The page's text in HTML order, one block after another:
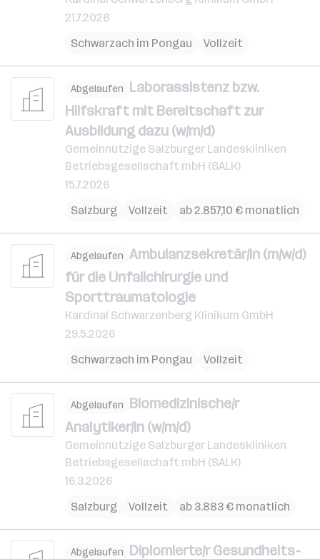
21.7.2026
Schwarzach im Pongau
Vollzeit
Abgelaufen Laborassistenz bzw.
Hilfskraft mit Bereitschaft zur
Ausbildung dazu (w/m/d)
Gemeinnützige Salzburger Landeskliniken
Betriebsgesellschaft mbH (SALK)
15.7.2026
Salzburg
Vollzeit ab 2.857,10 € monatlich
Abgelaufen Ambulanzsekretär/in (m/w/d)
für die Unfallchirurgie und
Sporttraumatologie
Kardinal Schwarzenberg Klinikum GmbH
29.5.2026
Schwarzach im Pongau
Vollzeit
Abgelaufen Biomedizinische/r
Analytiker/in (w/m/d)
Gemeinnützige Salzburger Landeskliniken
Betriebsgesellschaft mbH (SALK)
16.3.2026
Salzburg
Vollzeit ab 3.883 € monatlich
Abgelaufen Diplomierte/r Gesundheits-